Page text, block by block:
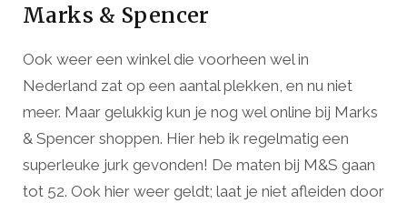
Marks & Spencer
Ook weer een winkel die voorheen wel in
Nederland zat op een aantal plekken, en nu niet
meer. Maar gelukkig kun je nog wel online bij Marks
& Spencer shoppen. Hier heb ik regelmatig een
superleuke jurk gevonden! De maten bij M&S gaan
tot 52. Ook hier weer geldt; laat je niet afleiden door